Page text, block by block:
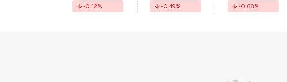
-0.12% -0.49% -0.68%